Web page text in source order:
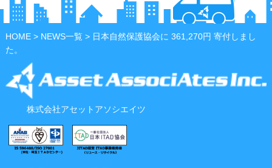
HOME> NEWS一覧> 日本自然保護協会に 361,270円 寄付しまし
た。
株式会社アセットアソシエイツ